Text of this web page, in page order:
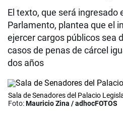
El texto, que será ingresado
Parlamento, plantea que el
ejercer cargos públicos sea
casos de penas de cárcel
dos años
Sala de Senadores del Palacio
Foto:Mauricio Zina / adhocFOTOS